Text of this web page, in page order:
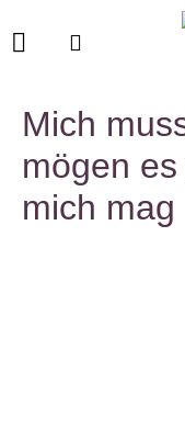
Mich
mögen
mich mag